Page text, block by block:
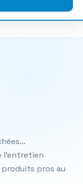
l’entretien
pros au